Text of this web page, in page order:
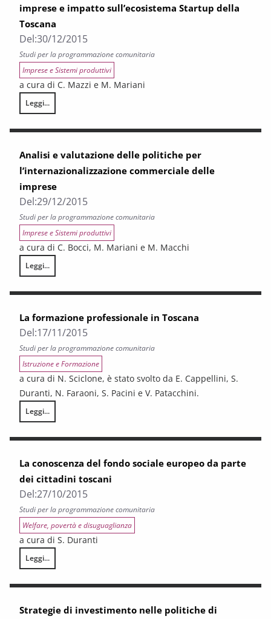
imprese e impatto sull’ecosistema Startup della
Toscana
Del:30/12/2015
Studi per la programmazione comunitaria
Imprese e Sistemi produttivi
a cura di C. Mazzi e M. Mariani
Leggi...
Politiche regionali per la creazione di nuove imprese e impatto
Analisi e valutazione delle politiche per
l’internazionalizzazione commerciale delle
imprese
Del:29/12/2015
Studi per la programmazione comunitaria
Imprese e Sistemi produttivi
a cura di C. Bocci, M. Mariani e M. Macchi
Leggi...
Analisi e valutazione delle politiche per l’internazionalizzazione
La formazione professionale in Toscana
Del:17/11/2015
Studi per la programmazione comunitaria
Istruzione e Formazione
a cura di N. Sciclone, è stato svolto da E. Cappellini, S.
Duranti, N. Faraoni, S. Pacini e V. Patacchini.
Leggi...
La formazione professionale in Toscana
La conoscenza del fondo sociale europeo da parte
dei cittadini toscani
Del:27/10/2015
Studi per la programmazione comunitaria
Welfare, povertà e disuguaglianza
a cura di S. Duranti
Leggi...
La conoscenza del fondo sociale europeo da parte dei cittadini toscani
Strategie di investimento nelle politiche di